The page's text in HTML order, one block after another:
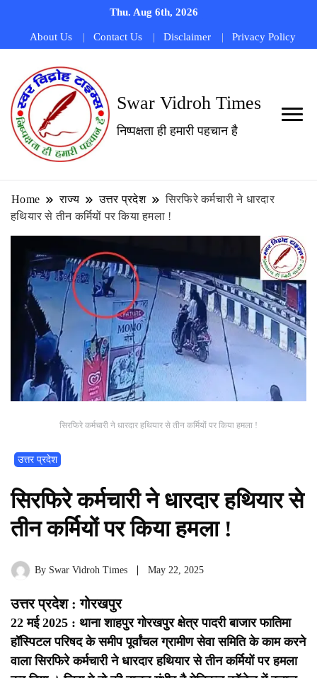
Thu. Aug 6th, 2026
About Us Contact Us Disclaimer Privacy Policy
Swar Vidroh Times
निष्पक्षता ही हमारी पहचान है
Home राज्य उत्तर प्रदेश
सिरफिरे कर्मचारी ने धारदार
हथियार से तीन कर्मियों पर किया हमला !
सिरफिरे कर्मचारी ने धारदार हथियार से तीन कर्मियों पर किया हमला !
उत्तर प्रदेश
सिरफिरे कर्मचारी ने धारदार हथियार से
तीन कर्मियों पर किया हमला !
By Swar Vidroh Times May 22, 2025
उत्तर प्रदेश : गोरखपुर
22 मई 2025 : थाना शाहपुर गोरखपुर क्षेत्र पादरी बाजार फातिमा
हॉस्पिटल परिषद के समीप पूर्वांचल ग्रामीण सेवा समिति के काम करने
वाला सिरफिरे कर्मचारी ने धारदार हथियार से तीन कर्मियों पर हमला